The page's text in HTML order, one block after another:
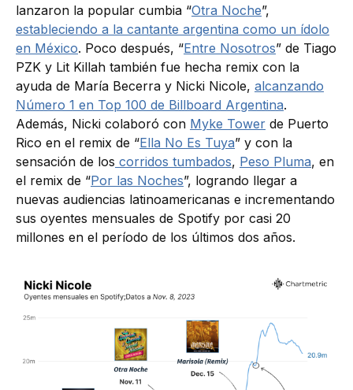
lanzaron la popular cumbia “Otra Noche”,
estableciendo a la cantante argentina como un ídolo
en México. Poco después, “Entre Nosotros” de Tiago
PZK y Lit Killah también fue hecha remix con la
ayuda de María Becerra y Nicki Nicole, alcanzando
Número 1 en Top 100 de Billboard Argentina.
Además, Nicki colaboró con Myke Tower de Puerto
Rico en el remix de “Ella No Es Tuya” y con la
sensación de los corridos tumbados, Peso Pluma, en
el remix de “Por las Noches”, logrando llegar a
nuevas audiencias latinoamericanas e incrementando
sus oyentes mensuales de Spotify por casi 20
millones en el período de los últimos dos años.